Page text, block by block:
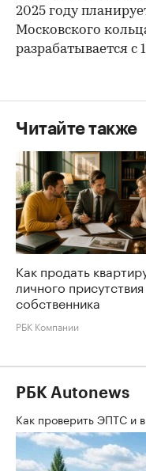
2025 году
Московского
разрабатывается с
Читайте также
Как продать
личного присутствия
собственника
РБК Компании
РБК Autonews
Как проверить ЭПТС и